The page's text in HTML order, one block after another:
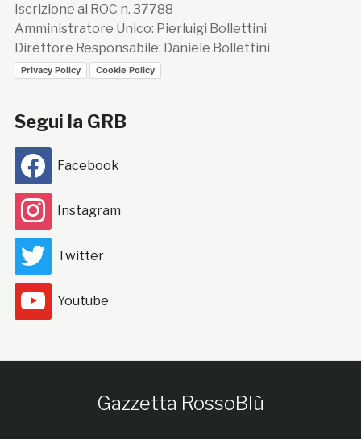
Iscrizione al ROC n. 37788
Amministratore Unico: Pierluigi Bollettini
Direttore Responsabile: Daniele Bollettini
Privacy Policy Cookie Policy
Segui la GRB
Facebook
Instagram
Twitter
Youtube
Gazzetta RossoBlù